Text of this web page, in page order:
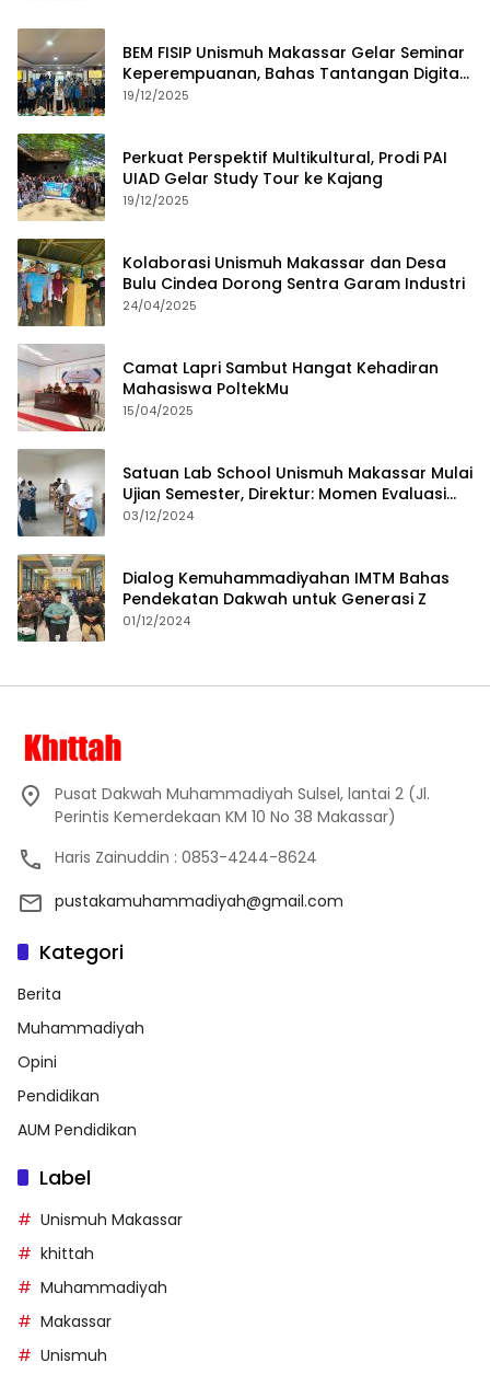
BEM FISIP Unismuh Makassar Gelar Seminar
Keperempuanan, Bahas Tantangan Digital
dan Budaya Lokal
19/12/2025
Perkuat Perspektif Multikultural, Prodi PAI
UIAD Gelar Study Tour ke Kajang
19/12/2025
Kolaborasi Unismuh Makassar dan Desa
Bulu Cindea Dorong Sentra Garam Industri
24/04/2025
Camat Lapri Sambut Hangat Kehadiran
Mahasiswa PoltekMu
15/04/2025
Satuan Lab School Unismuh Makassar Mulai
Ujian Semester, Direktur: Momen Evaluasi
Proses Pembelajaran
03/12/2024
Dialog Kemuhammadiyahan IMTM Bahas
Pendekatan Dakwah untuk Generasi Z
01/12/2024
Pusat Dakwah Muhammadiyah Sulsel, lantai 2 (Jl.
Perintis Kemerdekaan KM 10 No 38 Makassar)
Haris Zainuddin : 0853-4244-8624
pustakamuhammadiyah@gmail.com
Kategori
Berita
Muhammadiyah
Opini
Pendidikan
AUM Pendidikan
Label
Unismuh Makassar
khittah
Muhammadiyah
Makassar
Unismuh